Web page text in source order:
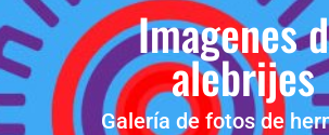
Imagenes
alebrijes
Galería de fotos de